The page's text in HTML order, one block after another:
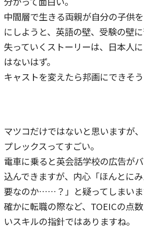
中間層で生きる両親が自分の子供
にしようと、英語の壁、受験の壁
失っていくストーリーは、日本人
はないはず。
キャストを変えたら邦画にできそう
マツコだけではないと思いますが
プレックスってすごい。
電車に乗ると英会話学校の広告が
込んできますが、内心「ほんとに
要なのか……？」と疑ってしまいま
確かに転職の際など、TOEICの点
いスキルの指針ではありますね。